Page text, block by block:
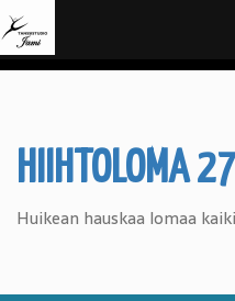
HIIHTOLOMA
Huikean hauskaa lomaa